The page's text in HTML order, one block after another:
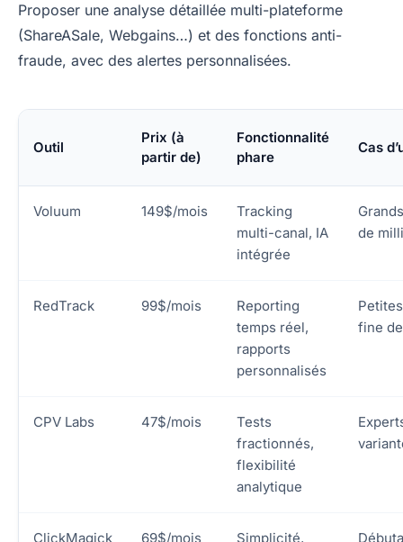
Proposer une analyse détaillée multi-plateforme
(ShareASale, Webgains…) et des fonctions anti-
fraude, avec des alertes personnalisées.
Outil
Prix (à
partir de)
Fonctionnalité
phare
Cas
Voluum 149$/mois
Tracking
multi-canal, IA
intégrée
de
RedTrack 99$/mois
Reporting
temps réel,
rapports
personnalisés
fine
CPV Labs 47$/mois
Tests
fractionnés,
flexibilité
analytique
ClickMagick 69$/mois Simplicité,